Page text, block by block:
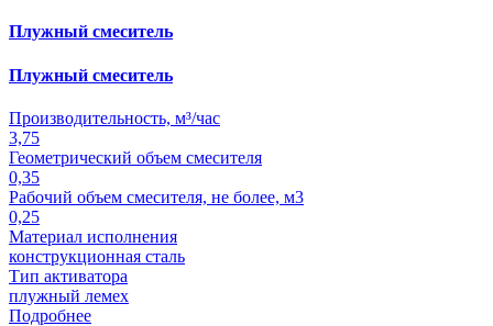
Плужный смеситель
Плужный смеситель
Производительность, м³/час
3,75
Геометрический объем смесителя
0,35
Рабочий объем смесителя, не более, м3
0,25
Материал исполнения
конструкционная сталь
Тип активатора
плужный лемех
Подробнее